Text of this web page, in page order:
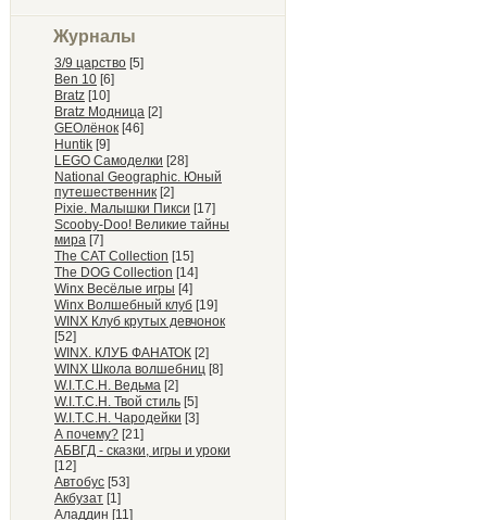
Журналы
3/9 царство [5]
Ben 10 [6]
Bratz [10]
Bratz Модница [2]
GEOлёнок [46]
Huntik [9]
LEGO Самоделки [28]
National Geographic. Юный
путешественник [2]
Pixie. Малышки Пикси [17]
Scooby-Doo! Великие тайны
мира [7]
The CAT Collection [15]
The DOG Collection [14]
Winx Весёлые игры [4]
Winx Волшебный клуб [19]
WINX Клуб крутых девчонок
[52]
WINX. КЛУБ ФАНАТОК [2]
WINX Школа волшебниц [8]
W.I.T.C.H. Ведьма [2]
W.I.T.C.H. Твой стиль [5]
W.I.T.C.H. Чародейки [3]
А почему? [21]
АБВГД - сказки, игры и уроки
[12]
Автобус [53]
Акбузат [1]
Аладдин [11]